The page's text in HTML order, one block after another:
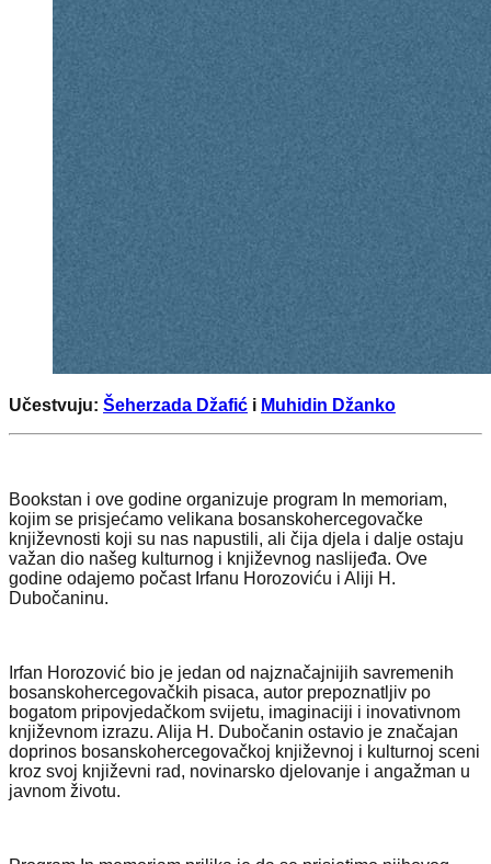
Učestvuju: Šeherzada Džafić i Muhidin Džanko
Bookstan i ove godine organizuje program In memoriam,
kojim se prisjećamo velikana bosanskohercegovačke
književnosti koji su nas napustili, ali čija djela i dalje ostaju
važan dio našeg kulturnog i književnog naslijeđa. Ove
godine odajemo počast Irfanu Horozoviću i Aliji H.
Dubočaninu.
Irfan Horozović bio je jedan od najznačajnijih savremenih
bosanskohercegovačkih pisaca, autor prepoznatljiv po
bogatom pripovjedačkom svijetu, imaginaciji i inovativnom
književnom izrazu. Alija H. Dubočanin ostavio je značajan
doprinos bosanskohercegovačkoj književnoj i kulturnoj sceni
kroz svoj književni rad, novinarsko djelovanje i angažman u
javnom životu.